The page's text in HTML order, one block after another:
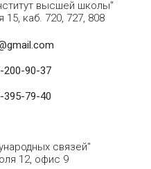
высшей школы"
каб. 720, 727, 808
200-90-37
395-79-40
связей"
12, офис 9